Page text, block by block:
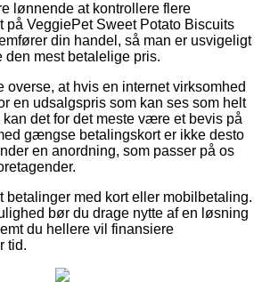
lønnende at kontrollere flere
på VeggiePet Sweet Potato Biscuits
din handel, så man er usvigeligt
den mest betalelige pris.
overse, at hvis en internet virksomhed
en udsalgspris som kan ses som helt
det for det meste være et bevis på
gængse betalingskort er ikke desto
en anordning, som passer på os
betalinger med kort eller mobilbetaling.
bør du drage nytte af en løsning
du hellere vil finansiere
tid.